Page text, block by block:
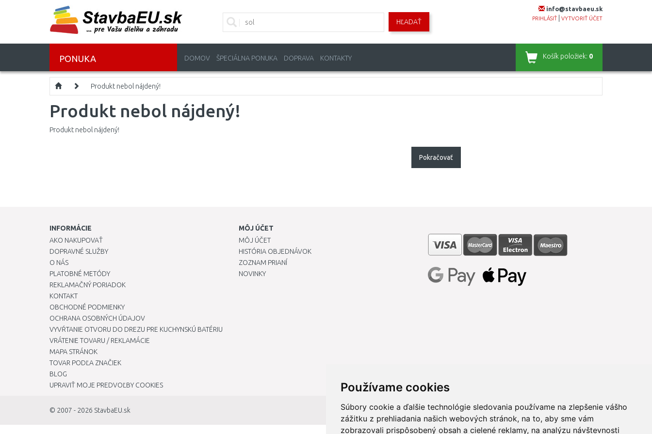
Používame cookies
Súbory cookie a ďalšie technológie sledovania používame na zlepšenie vášho
zážitku z prehliadania našich webových stránok, na to, aby sme vám
zobrazovali prispôsobený obsah a cielené reklamy, na analýzu návštevnosti
info@stavbaeu.sk
PRIHLÁSIŤ VYTVORIŤ ÚČET
HĽADAŤ
PONUKA DOMOV ŠPECIÁLNA PONUKA DOPRAVA KONTAKTY Košík položiek: 0
Produkt nebol nájdený!
Produkt nebol nájdený!
Produkt nebol nájdený!
Pokračovať
INFORMÁCIE
AKO NAKUPOVAŤ
DOPRAVNÉ SLUŽBY
O NÁS
PLATOBNÉ METÓDY
REKLAMAČNÝ PORIADOK
KONTAKT
OBCHODNÉ PODMIENKY
OCHRANA OSOBNÝCH ÚDAJOV
VYVŔTANIE OTVORU DO DREZU PRE KUCHYNSKÚ BATÉRIU
VRÁTENIE TOVARU / REKLAMÁCIE
MAPA STRÁNOK
TOVAR PODĽA ZNAČIEK
BLOG
UPRAVIŤ MOJE PREDVOĽBY COOKIES
MÔJ ÚČET
MÔJ ÚČET
HISTÓRIA OBJEDNÁVOK
ZOZNAM PRIANÍ
NOVINKY
© 2007 - 2026 StavbaEU.sk